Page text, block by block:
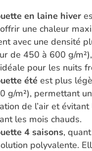
en laine hiver
une chaleur
avec une densité
de 450 à 600 g/
pour les nuits
été est plus
g/m²), permettant
de l’air et
les mois chauds.
4 saisons,
polyvalente.